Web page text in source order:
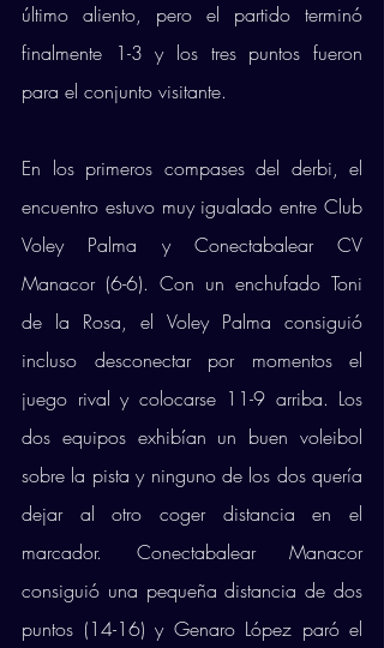
último aliento, pero el partido terminó
finalmente 1-3 y los tres puntos fueron
para el conjunto visitante.
En los primeros compases del derbi, el
encuentro estuvo muy igualado entre Club
Voley Palma y Conectabalear CV
Manacor (6-6). Con un enchufado Toni
de la Rosa, el Voley Palma consiguió
incluso desconectar por momentos el
juego rival y colocarse 11-9 arriba. Los
dos equipos exhibían un buen voleibol
sobre la pista y ninguno de los dos quería
dejar al otro coger distancia en el
marcador. Conectabalear Manacor
consiguió una pequeña distancia de dos
puntos (14-16) y Genaro López paró el